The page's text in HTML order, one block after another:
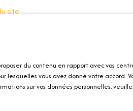
site
du contenu en rapport avec vos
vous avez donné votre accord.
sur vos données personnelles,